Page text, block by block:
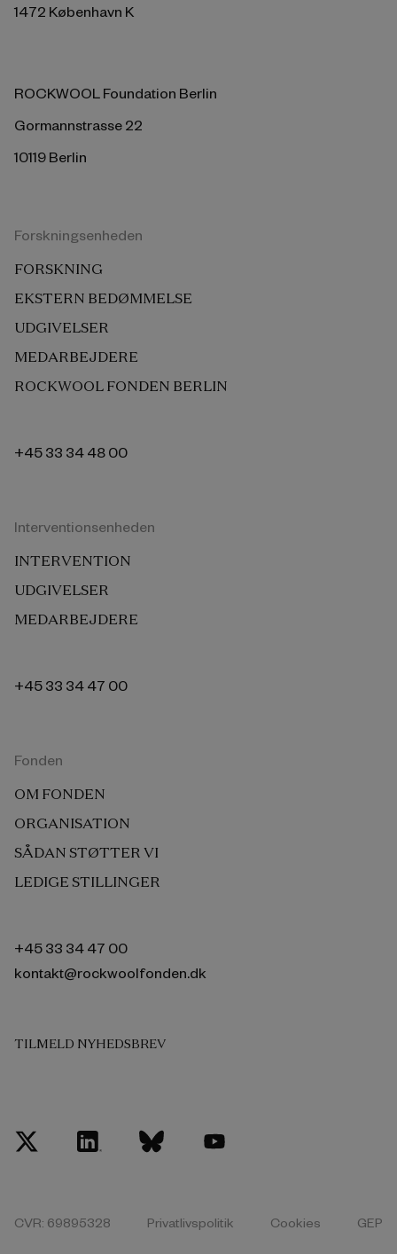
1472 København K
ROCKWOOL Foundation Berlin
Gormannstrasse 22
10119 Berlin
Forskningsenheden
FORSKNING
EKSTERN BEDØMMELSE
UDGIVELSER
MEDARBEJDERE
ROCKWOOL FONDEN BERLIN
+45 33 34 48 00
Interventionsenheden
INTERVENTION
UDGIVELSER
MEDARBEJDERE
+45 33 34 47 00
Fonden
OM FONDEN
ORGANISATION
SÅDAN STØTTER VI
LEDIGE STILLINGER
+45 33 34 47 00
kontakt@rockwoolfonden.dk
CVR: 69895328 Privatlivspolitik Cookies GEP
TILMELD NYHEDSBREV